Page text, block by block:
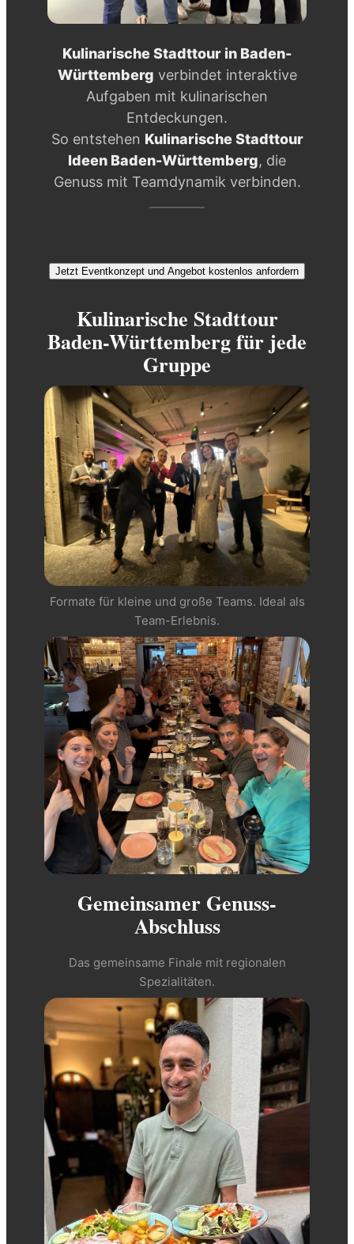
Kulinarische Stadttour in Baden-
Württemberg verbindet interaktive
Aufgaben mit kulinarischen
Entdeckungen.
So entstehen Kulinarische Stadttour
Ideen Baden-Württemberg, die
Genuss mit Teamdynamik verbinden.
Jetzt Eventkonzept und Angebot kostenlos anfordern
Kulinarische Stadttour
Baden-Württemberg für jede
Gruppe
Formate für kleine und große Teams. Ideal als
Team-Erlebnis.
Gemeinsamer Genuss-
Abschluss
Das gemeinsame Finale mit regionalen
Spezialitäten.